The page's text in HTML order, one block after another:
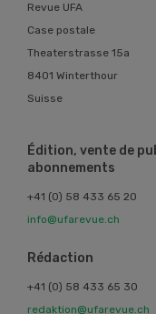
Revue UFA
Case postale
Theaterstrasse 15a
8401 Winterthour
Suisse
Édition, vente de
abonnements
+41 (0) 58 433 65 20
info@ufarevue.ch
Rédaction
+41 (0) 58 433 65 30
redaktion@ufarevue.ch